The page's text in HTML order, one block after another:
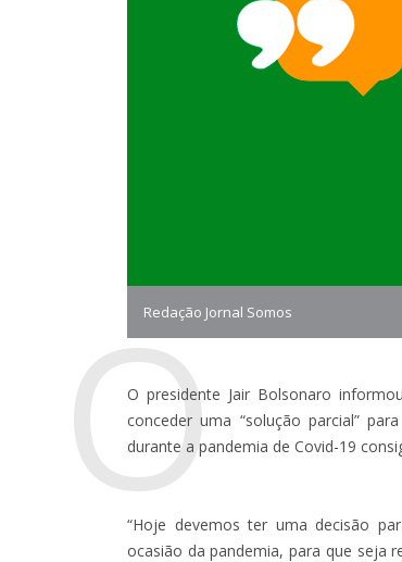
Redação Jornal Somos
O
O presidente Jair Bolsonaro
conceder uma “solução parcial”
durante a pandemia de Covid-19
“Hoje devemos ter uma decisão
ocasião da pandemia, para que seja